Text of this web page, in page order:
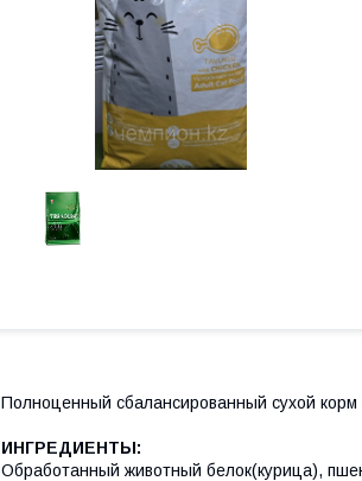
Полноценный сбалансированный сухой
ИНГРЕДИЕНТЫ:
Обработанный животный белок(курица),